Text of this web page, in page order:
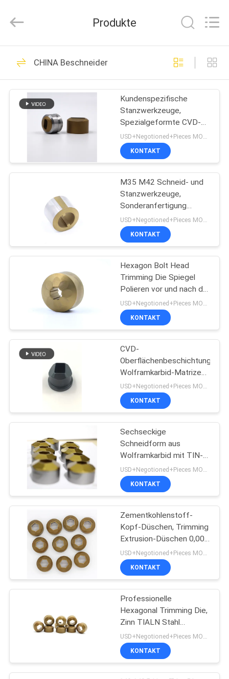
HAUS
PRODUKTE
VIDEOS
UNS
FABRIK-
AUSFLUG
QUALITÄTSKONTROLLE
TRETEN
UNS
VERBINDUNG
FORDERN
SIE EIN
ZITAT
SITEMAP
DATENSCHUTZRICHTLINIE
Limited.
Reserved.
Wolframkarbid
sterben
161
Karbid-Punkte und -
Stäbe
73
Kaltes Schmieden
sterben
kalte Überschrift
sterben
77
Schrauben Sie
zweiten
Durchschlag
73
HSS-Schläge
99
Produkte
CHINA Beschneider
Kundenspezifische
Stanzwerkzeuge,
Spezialgeformte CVD-
Beschichtung, ISO 9001
Standard
USD+Negotioned+Pieces MOQ:1
KONTAKT
M35 M42 Schneid- und
Stanzwerkzeuge,
Sonderanfertigung
Stanzwerkzeug mit
sechseckiger Form
KONTAKT
Hexagon Bolt Head
Trimming Die Spiegel
Polieren vor und nach der
Beschichtung
KONTAKT
CVD-
Oberflächenbeschichtung
Wolframkarbid-Matrize
M2 / M35 / M42 / HSS-
Material
USD+Negotioned+Pieces MOQ:1
KONTAKT
Sechseckige
Schneidform aus
Wolframkarbid mit TIN-
Beschichtung für
Schraubenwerkzeuge
USD+Negotioned+Pieces MOQ:1
KONTAKT
Zementkohlenstoff-
Kopf-Düschen, Trimming
Extrusion-Düschen 0,005
Toleranz
KONTAKT
Professionelle
Hexagonal Trimming Die,
Zinn TIALN Stahl
Schneiden Die
Langlebigkeit
KONTAKT